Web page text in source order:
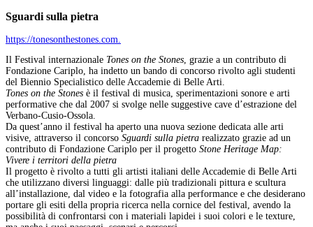
Sguardi sulla pietra
https://tonesonthestones.com.
Il Festival internazionale Tones on the Stones, grazie a un contributo di
Fondazione Cariplo, ha indetto un bando di concorso rivolto agli studenti
del Biennio Specialistico delle Accademie di Belle Arti.
Tones on the Stones è il festival di musica, sperimentazioni sonore e arti
performative che dal 2007 si svolge nelle suggestive cave d’estrazione del
Verbano-Cusio-Ossola.
Da quest’anno il festival ha aperto una nuova sezione dedicata alle arti
visive, attraverso il concorso Sguardi sulla pietra realizzato grazie ad un
contributo di Fondazione Cariplo per il progetto Stone Heritage Map:
Vivere i territori della pietra
Il progetto è rivolto a tutti gli artisti italiani delle Accademie di Belle Arti
che utilizzano diversi linguaggi: dalle più tradizionali pittura e scultura
all’installazione, dal video e la fotografia alla performance e che desiderano
portare gli esiti della propria ricerca nella cornice del festival, avendo la
possibilità di confrontarsi con i materiali lapidei i suoi colori e le texture,